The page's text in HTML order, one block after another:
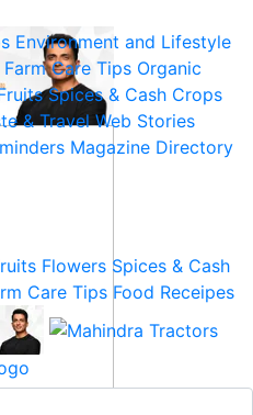
Environment and Lifestyle
Farm Care Tips Organic
Spices & Cash Crops
& Travel Web Stories
Magazine Directory
Flowers Spices & Cash
Care Tips Food Receipes